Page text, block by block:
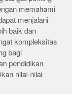
memahami
menjalani
baik dan
kompleksitas
bagi
pendidikan
nilai-nilai